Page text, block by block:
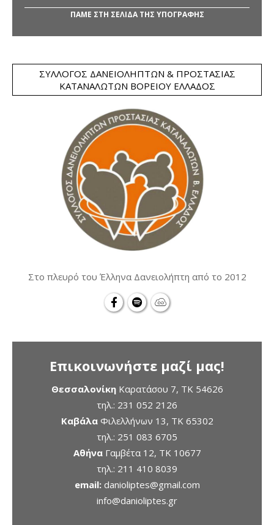
ΠΑΜΕ ΣΤΗ ΣΕΛΙΔΑ ΤΗΣ ΥΠΟΓΡΑΦΗΣ
ΣΎΛΛΟΓΟΣ ΔΑΝΕΙΟΛΗΠΤΏΝ & ΠΡΟΣΤΑΣΊΑΣ
ΚΑΤΑΝΑΛΩΤΏΝ ΒΟΡΕΊΟΥ ΕΛΛΆΔΟΣ
Στο πλευρό του Έλληνα Δανειολήπτη από το 2012
Επικοινωνήστε μαζί μας!
ΘεσσαλονίκηΚαρατάσου 7, TK 54626
τηλ.: 231 052 2126
ΚαβάλαΦιλελλήνων 13, ΤΚ 65302
τηλ.: 251 083 6705
ΑθήναΓαμβέτα 12, ΤΚ 10677
τηλ.: 211 410 8039
email: danioliptes@gmail.com
info@danioliptes.gr